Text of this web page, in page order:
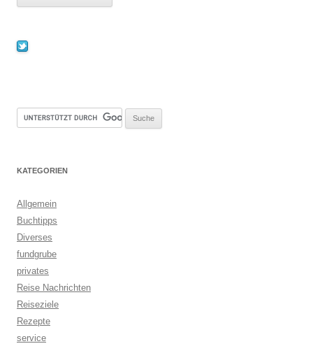
KATEGORIEN
Allgemein
Buchtipps
Diverses
fundgrube
privates
Reise Nachrichten
Reiseziele
Rezepte
service